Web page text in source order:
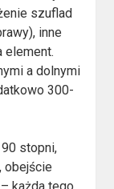
szuflad
inne
element.
a dolnymi
300-
stopni,
obejście